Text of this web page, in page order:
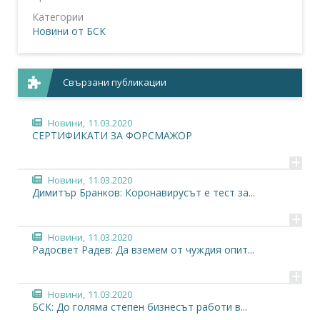
Категории
Новини от БСК
Свързани публикации
Новини, 11.03.2020
СЕРТИФИКАТИ ЗА ФОРСМАЖОР
+
Новини, 11.03.2020
Димитър Бранков: Коронавирусът е тест за...
+
Новини, 11.03.2020
Радосвет Радев: Да вземем от чуждия опит...
+
Новини, 11.03.2020
БСК: До голяма степен бизнесът работи в...